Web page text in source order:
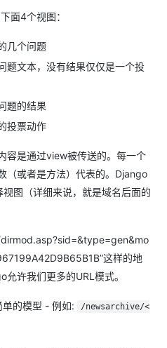
面4个视图：
几个问题
题文本，没有结果仅仅是一个投
题的结果
投票动作
容是通过view被传送的。每一个
（或者是方法）代表的。Django
图（详细来说，就是域名后面的
这样的地
许我们更多的URL模式。
单的模型 - 例如:
/newsarchive/<